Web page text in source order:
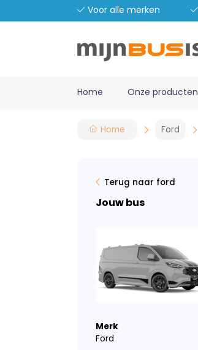
Voor alle merken
Home Onze producten
Home Ford
Terug naar ford
Jouw bus
Merk
Ford